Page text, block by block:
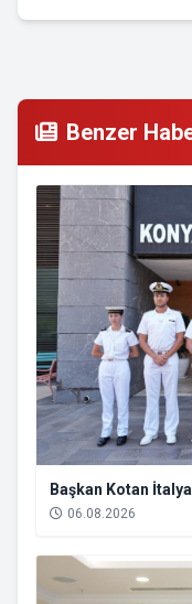
Benzer
Başkan Kotan
06.08.2026